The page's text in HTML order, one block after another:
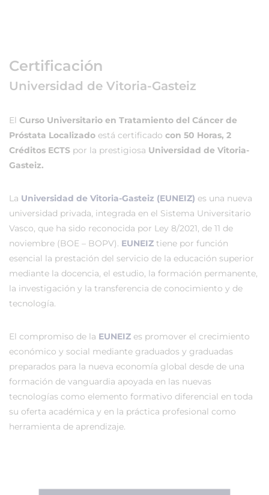
Certificación
Universidad de Vitoria-Gasteiz
El Curso Universitario en Tratamiento del Cáncer de
Próstata Localizado está certificado con 50 Horas, 2
Créditos ECTS por la prestigiosa Universidad de Vitoria-
Gasteiz.
La Universidad de Vitoria-Gasteiz (EUNEIZ) es una nueva
universidad privada, integrada en el Sistema Universitario
Vasco, que ha sido reconocida por Ley 8/2021, de 11 de
noviembre (BOE – BOPV). EUNEIZ tiene por función
esencial la prestación del servicio de la educación superior
mediante la docencia, el estudio, la formación permanente,
la investigación y la transferencia de conocimiento y de
tecnología.
El compromiso de la EUNEIZ es promover el crecimiento
económico y social mediante graduados y graduadas
preparados para la nueva economía global desde de una
formación de vanguardia apoyada en las nuevas
tecnologías como elemento formativo diferencial en toda
su oferta académica y en la práctica profesional como
herramienta de aprendizaje.